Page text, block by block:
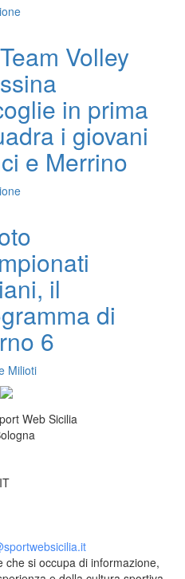
Volley
in prima
i giovani
e Merrino
il
di
6
Milioti
Web Sicilia
che si occupa di informazione,